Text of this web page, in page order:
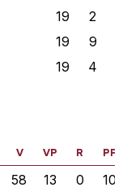
19 2
19 9
19 4
V VP R PP
58 13 0
10